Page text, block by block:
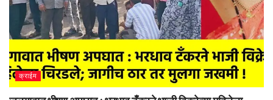
क्राईम